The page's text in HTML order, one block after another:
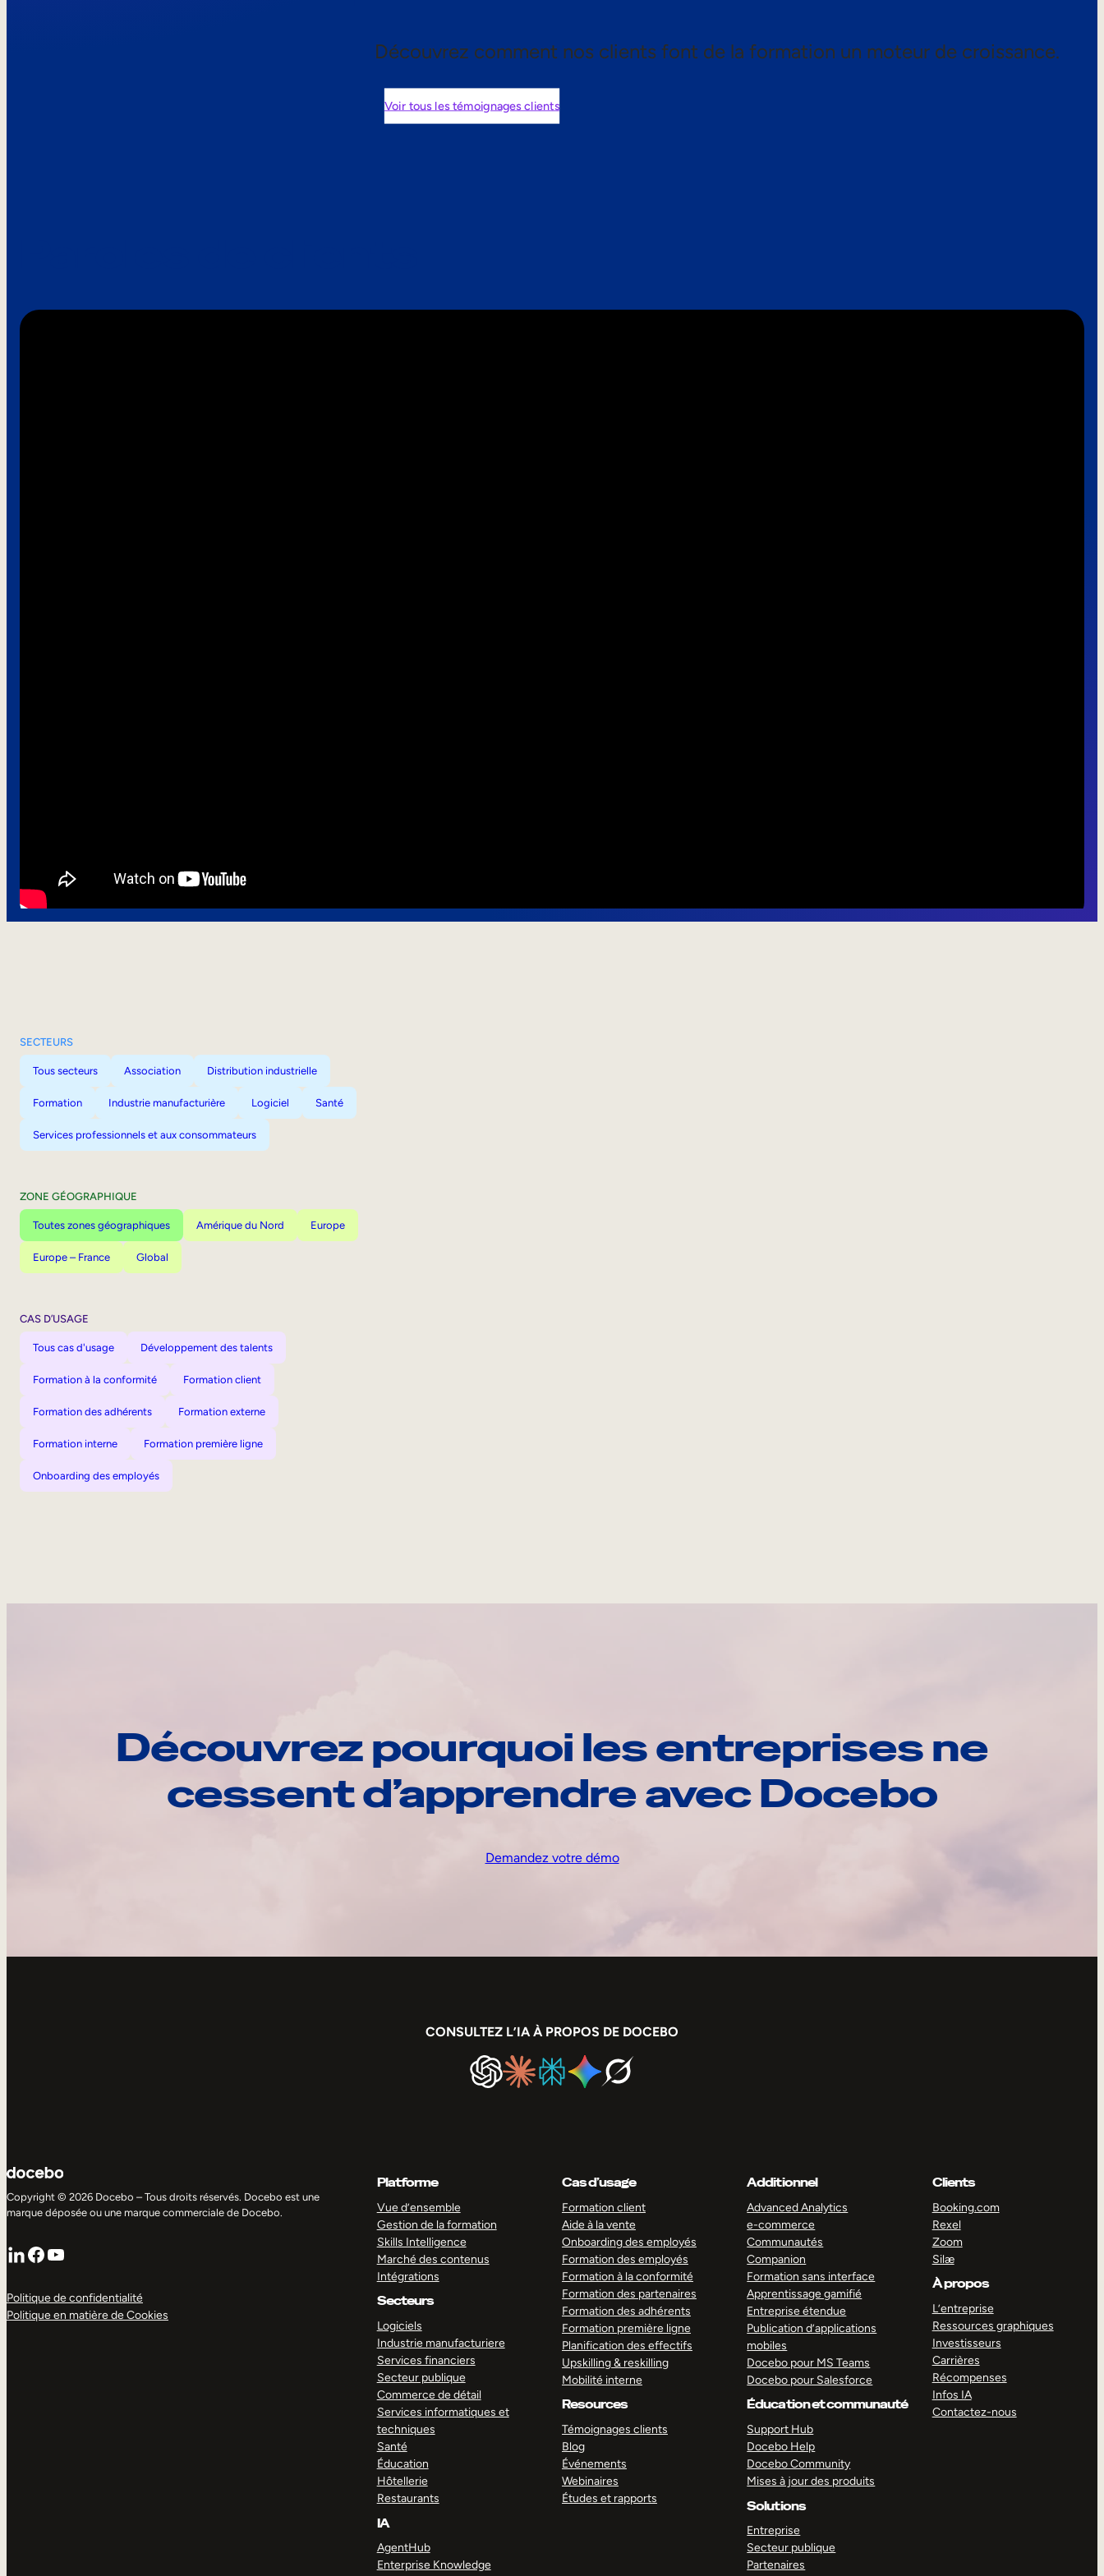
Découvrez comment nos clients font de la formation un moteur de croissance.
Voir tous les témoignages clients
SECTEURS
Tous secteurs Association Distribution industrielle
Formation Industrie manufacturière Logiciel Santé
Services professionnels et aux consommateurs
ZONE GÉOGRAPHIQUE
Toutes zones géographiques Amérique du Nord Europe
Europe – France Global
CAS D’USAGE
Tous cas d'usage Développement des talents
Formation à la conformité Formation client
Formation des adhérents Formation externe
Formation interne Formation première ligne
Onboarding des employés
Découvrez pourquoi les entreprises ne
cessent d’apprendre avec Docebo
Demandez votre démo
CONSULTEZ L’IA À PROPOS DE DOCEBO
Copyright © 2026 Docebo – Tous droits réservés. Docebo est une
marque déposée ou une marque commerciale de Docebo.
LinkedIn
Facebook
YouTube
Politique de confidentialité
Politique en matière de Cookies
Platforme
Vue d’ensemble
Gestion de la formation
Skills Intelligence
Marché des contenus
Intégrations
Secteurs
Logiciels
Industrie manufacturiere
Services financiers
Secteur publique
Commerce de détail
Services informatiques et
techniques
Santé
Éducation
Hôtellerie
Restaurants
IA
AgentHub
Enterprise Knowledge
Cas d’usage
Formation client
Aide à la vente
Onboarding des employés
Formation des employés
Formation à la conformité
Formation des partenaires
Formation des adhérents
Formation première ligne
Planification des effectifs
Upskilling & reskilling
Mobilité interne
Resources
Témoignages clients
Blog
Événements
Webinaires
Études et rapports
Additionnel
Advanced Analytics
e-commerce
Communautés
Companion
Formation sans interface
Apprentissage gamifié
Entreprise étendue
Publication d’applications
mobiles
Docebo pour MS Teams
Docebo pour Salesforce
Éducation et communauté
Support Hub
Docebo Help
Docebo Community
Mises à jour des produits
Solutions
Entreprise
Secteur publique
Partenaires
Clients
Booking.com
Rexel
Zoom
Silæ
À propos
L’entreprise
Ressources graphiques
Investisseurs
Carrières
Récompenses
Infos IA
Contactez-nous